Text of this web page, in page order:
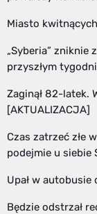
Miasto
„Syberia” zniknie
przyszłym
Zaginął 82-latek.
[AKTUALIZACJA]
Czas zatrzeć złe
podejmie u siebie
Upał w autobusie
Będzie odstrzał